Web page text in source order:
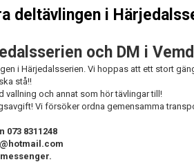
deltävlingen i
och DM i
i Härjedalsserien. Vi hoppas att ett stort
stå!!
vallning och annat som hör tävlingar till!
Vi försöker ordna gemensamma
073 8311248